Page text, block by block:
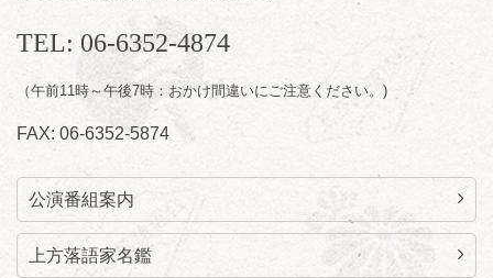
昼席：番組案内
桂九寿玉／桂弥太郎／桂かい枝※／けんたと
ももえ（音曲漫才）※／笑福亭三喬／桂米平
～仲入～桂咲之輔／林家染団治／キタノ大地
（マジック）／笑福亭松枝（※…配信はござ
★菟道亭 配信あり
TEL: 06-6352-4874
（午前11時～午後7時：おかけ間違いにご注意ください。)
FAX: 06-6352-5874
公演番組案内
上方落語家名鑑